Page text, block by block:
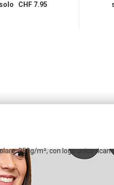
solo CHF 7.95
250g/m², con logo unico